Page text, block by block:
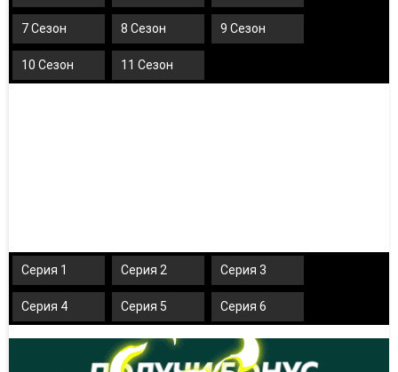
7 Сезон 8 Сезон 9 Сезон
10 Сезон 11 Сезон
Серия 1 Серия 2 Серия 3
Серия 4 Серия 5 Серия 6